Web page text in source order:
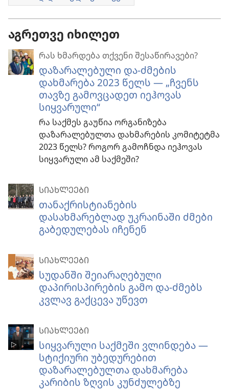
აგრეთვე იხილეთ
რას ხმარდება თქვენი შესაწირავები?
დაზარალებული და-ძმების
დახმარება 2023 წელს — „ჩვენს
თავზე გამოვცადეთ იეჰოვას
სიყვარული“
რა საქმეს გაუწია ორგანიზება
დაზარალებულთა დახმარების კომიტეტმა
2023 წელს? როგორ გამოჩნდა იეჰოვას
სიყვარული ამ საქმეში?
ᲡᲘᲐᲮᲚᲔᲔᲑᲘ
თანაქრისტიანების
დასახმარებლად უკრაინაში ძმები
გაბედულებას იჩენენ
ᲡᲘᲐᲮᲚᲔᲔᲑᲘ
სუდანში შეიარაღებული
დაპირისპირების გამო და-ძმებს
კვლავ გაქცევა უწევთ
ᲡᲘᲐᲮᲚᲔᲔᲑᲘ
სიყვარული საქმეში ვლინდება —
სტიქიური უბედურებით
დაზარალებულთა დახმარება
კარიბის ზღვის კუნძულებზე